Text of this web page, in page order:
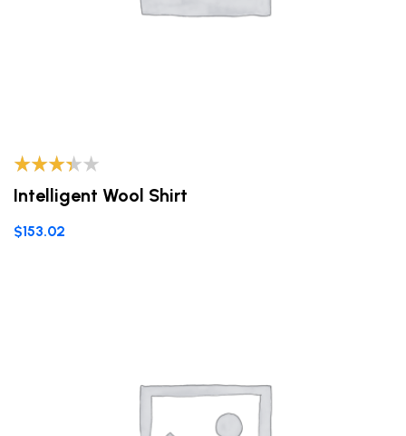
Valorad
o con
5
Intelligent Wool Shirt
$153.02